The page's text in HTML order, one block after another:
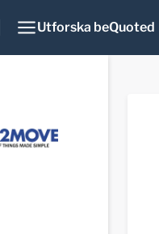
Utforska beQuoted